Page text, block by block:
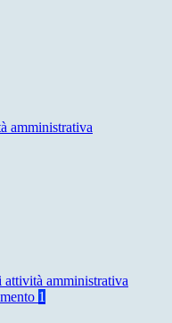
amministrativa
attività amministrativa
1